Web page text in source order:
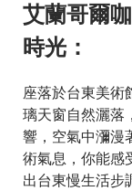
艾蘭哥爾
時光：
座落於台東美術
璃天窗自然灑落
響，空氣中瀰漫
術氣息，你能感
出台東慢生活步